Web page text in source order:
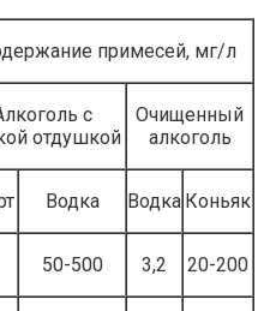
примесей, мг/л
с
отдушкой
Очищенный
алкоголь
Водка Водка Коньяк
50-500 3,2 20-200